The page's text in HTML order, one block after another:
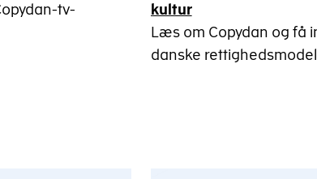
tv-
kultur
Læs om Copydan og få
danske